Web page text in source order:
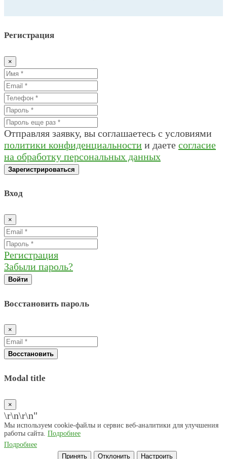
Регистрация
×
Отправляя заявку, вы соглашаетесь с условиями
политики конфиденциальности и даете согласие
на обработку персональных данных
Зарегистрироваться
Вход
×
Регистрация
Забыли пароль?
Войти
Восстановить пароль
×
Восстановить
Modal title
×
\r\n\r\n"
Мы используем cookie-файлы и сервис веб-аналитики для улучшения
работы сайта. Подробнее
Подробнее
Принять
Отклонить Настроить